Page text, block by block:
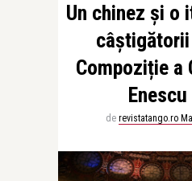
Un chinez și o
Compoziție a
de revistatango.ro